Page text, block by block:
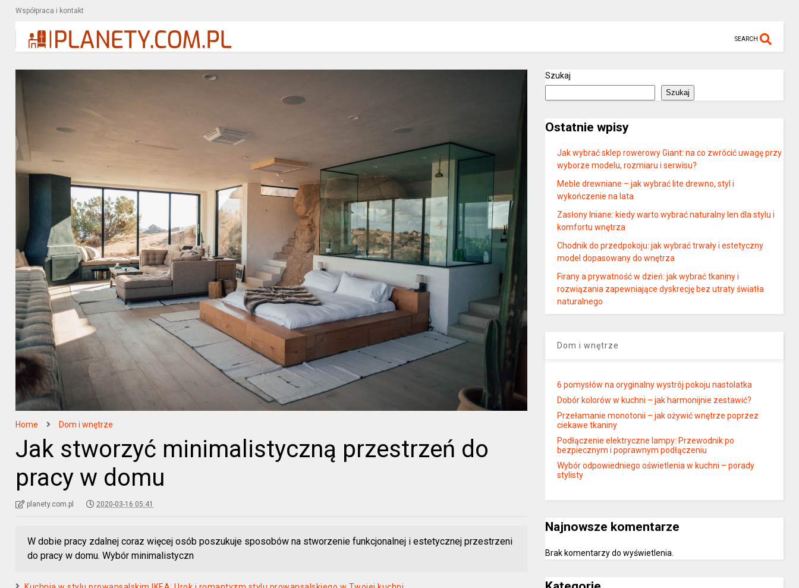
Współpraca i kontakt
SEARCH
Home Dom i wnętrze
Jak stworzyć minimalistyczną przestrzeń do
pracy w domu
planety.com.pl 2020-03-16 05:41
W dobie pracy zdalnej coraz więcej osób poszukuje sposobów na stworzenie funkcjonalnej i estetycznej przestrzeni
do pracy w domu. Wybór minimalistyczn
Szukaj
Szukaj
Ostatnie wpisy
Jak wybrać sklep rowerowy Giant: na co zwrócić uwagę przy
wyborze modelu, rozmiaru i serwisu?
Meble drewniane – jak wybrać lite drewno, styl i
wykończenie na lata
Zasłony lniane: kiedy warto wybrać naturalny len dla stylu i
komfortu wnętrza
Chodnik do przedpokoju: jak wybrać trwały i estetyczny
model dopasowany do wnętrza
Firany a prywatność w dzień: jak wybrać tkaniny i
rozwiązania zapewniające dyskrecję bez utraty światła
naturalnego
Dom i wnętrze
6 pomysłów na oryginalny wystrój pokoju nastolatka
Dobór kolorów w kuchni – jak harmonijnie zestawić?
Przełamanie monotonii – jak ożywić wnętrze poprzez
ciekawe tkaniny
Podłączenie elektryczne lampy: Przewodnik po
bezpiecznym i poprawnym podłączeniu
Wybór odpowiedniego oświetlenia w kuchni – porady
stylisty
Najnowsze komentarze
Brak komentarzy do wyświetlenia.